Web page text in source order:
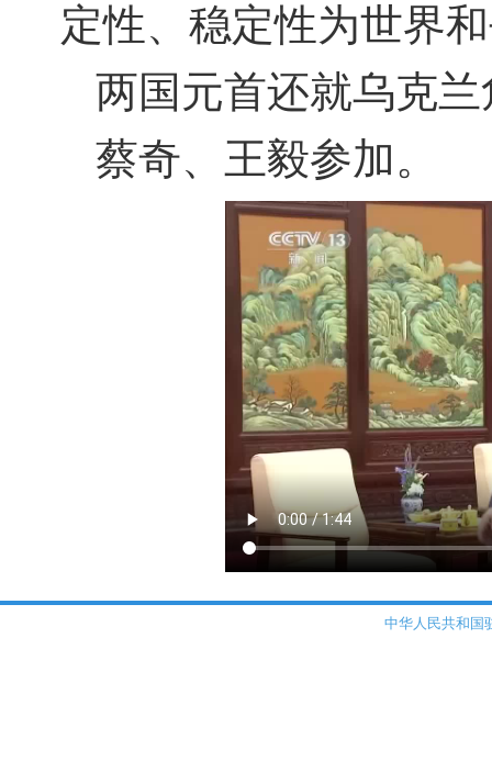
定性、稳定性为世界
两国元首还就乌克
蔡奇、王毅参加。
中华人民共和国